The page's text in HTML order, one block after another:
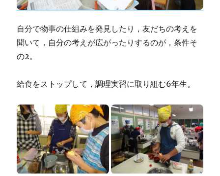
自分で物事の仕組みを発見したり，友だちの考えを
聞いて，自分の考えが広がったりするのが，条件そ
の2。
給食をストップして，調理実習に取り組む6年生。